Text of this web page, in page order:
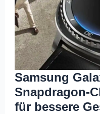
Samsung
Snapdragon-
für bessere